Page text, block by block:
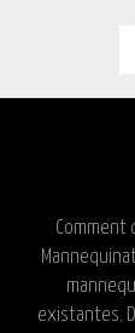
Comment
existantes.